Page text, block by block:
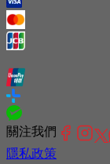
關注我們
隱私政策